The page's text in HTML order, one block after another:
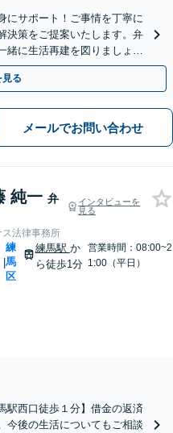
にサポート！ご事情を丁寧に
決策をご提案いたします。弁
緒に生活再建を図りましょう
る
メールでお問い合わせ
純一 弁
インタビューを
見る
ス法律事務所
|
練
馬
区
練馬駅 か
ら徒歩1分
営業時間：08:00~2
1:00（平日）
駅西口徒歩１分】借金の返済
今後の生活についてもご相談